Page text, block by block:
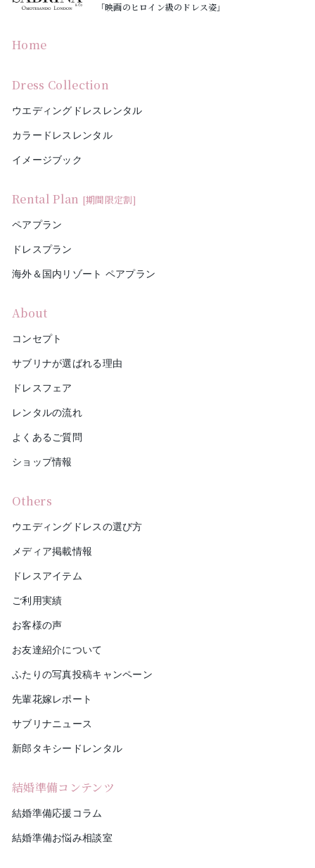
「映画のヒロイン級のドレス姿」
Home
Dress Collection
ウエディングドレスレンタル
カラードレスレンタル
イメージブック
Rental Plan [期間限定割]
ペアプラン
ドレスプラン
海外＆国内リゾート ペアプラン
About
コンセプト
サブリナが選ばれる理由
ドレスフェア
レンタルの流れ
よくあるご質問
ショップ情報
Others
ウエディングドレスの選び方
メディア掲載情報
ドレスアイテム
ご利用実績
お客様の声
お友達紹介について
ふたりの写真投稿キャンペーン
先輩花嫁レポート
サブリナニュース
新郎タキシードレンタル
結婚準備コンテンツ
結婚準備応援コラム
結婚準備お悩み相談室